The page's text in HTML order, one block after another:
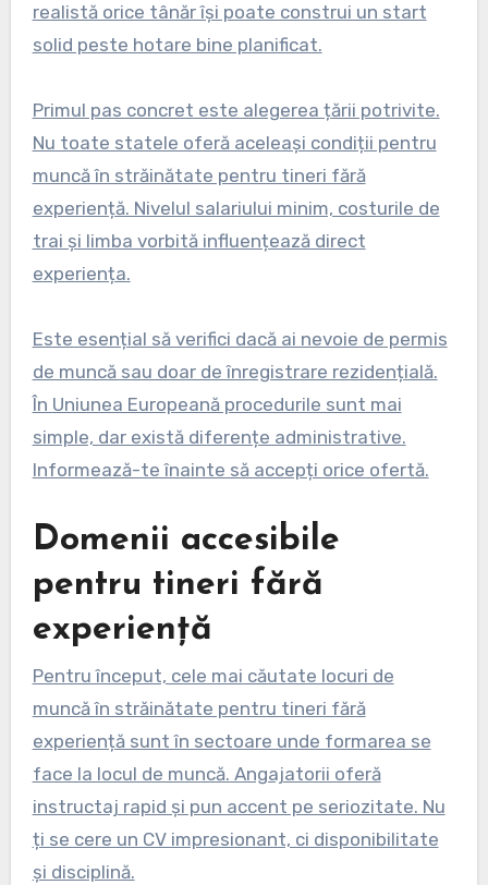
realistă orice tânăr își poate construi un start
solid peste hotare bine planificat.
Primul pas concret este alegerea țării potrivite.
Nu toate statele oferă aceleași condiții pentru
muncă în străinătate pentru tineri fără
experiență. Nivelul salariului minim, costurile de
trai și limba vorbită influențează direct
experiența.
Este esențial să verifici dacă ai nevoie de permis
de muncă sau doar de înregistrare rezidențială.
În Uniunea Europeană procedurile sunt mai
simple, dar există diferențe administrative.
Informează-te înainte să accepți orice ofertă.
Domenii accesibile
pentru tineri fără
experiență
Pentru început, cele mai căutate locuri de
muncă în străinătate pentru tineri fără
experiență sunt în sectoare unde formarea se
face la locul de muncă. Angajatorii oferă
instructaj rapid și pun accent pe seriozitate. Nu
ți se cere un CV impresionant, ci disponibilitate
și disciplină.